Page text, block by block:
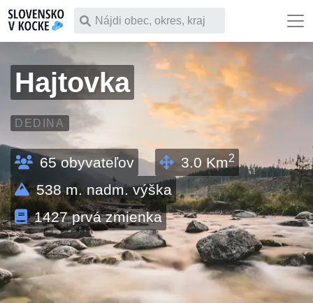
Čo chceš vyhľadať
Hajtovka
DEDINA
65obyvateľov 3.0 Km2
538m. nadm. výška
1427prvá zmienka